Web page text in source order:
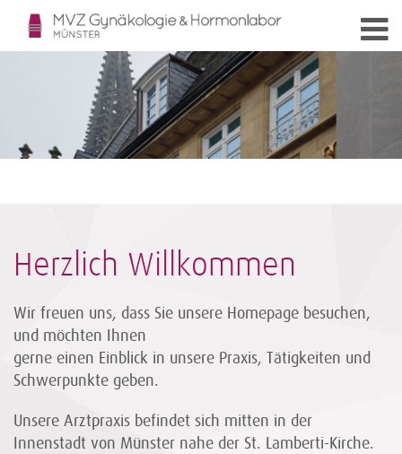
Herzlich Willkommen
Wir freuen uns, dass Sie unsere Homepage besuchen,
und möchten Ihnen
gerne einen Einblick in unsere Praxis, Tätigkeiten und
Schwerpunkte geben.
Unsere Arztpraxis befindet sich mitten in der
Innenstadt von Münster nahe der St. Lamberti-Kirche.